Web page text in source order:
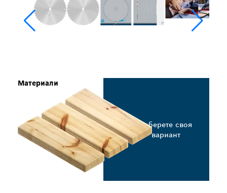
Материали
Изберете своя
вариант